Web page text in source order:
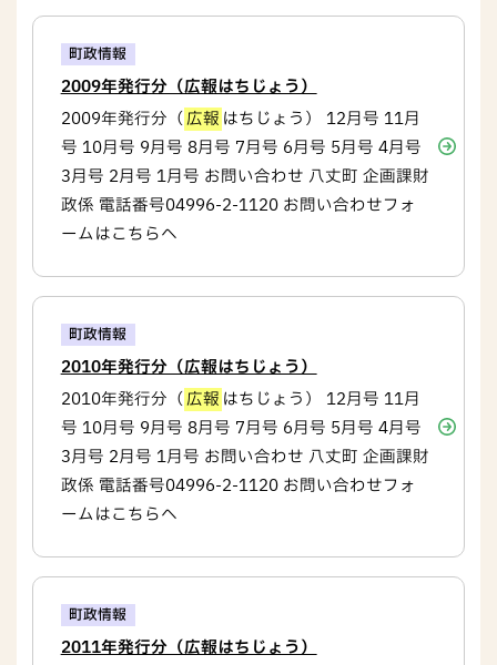
町政情報
2009年発行分（広報はちじょう）
2009年発行分（広報 はちじょう） 12月号 11月
号 10月号 9月号 8月号 7月号 6月号 5月号 4月号
3月号 2月号 1月号 お問い合わせ 八丈町 企画課財
政係 電話番号04996-2-1120 お問い合わせフォ
ームはこちらへ
町政情報
2010年発行分（広報はちじょう）
2010年発行分（広報 はちじょう） 12月号 11月
号 10月号 9月号 8月号 7月号 6月号 5月号 4月号
3月号 2月号 1月号 お問い合わせ 八丈町 企画課財
政係 電話番号04996-2-1120 お問い合わせフォ
ームはこちらへ
町政情報
2011年発行分（広報はちじょう）